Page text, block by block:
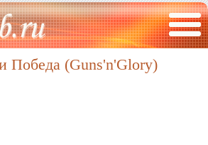
Победа (Guns'n'Glory)